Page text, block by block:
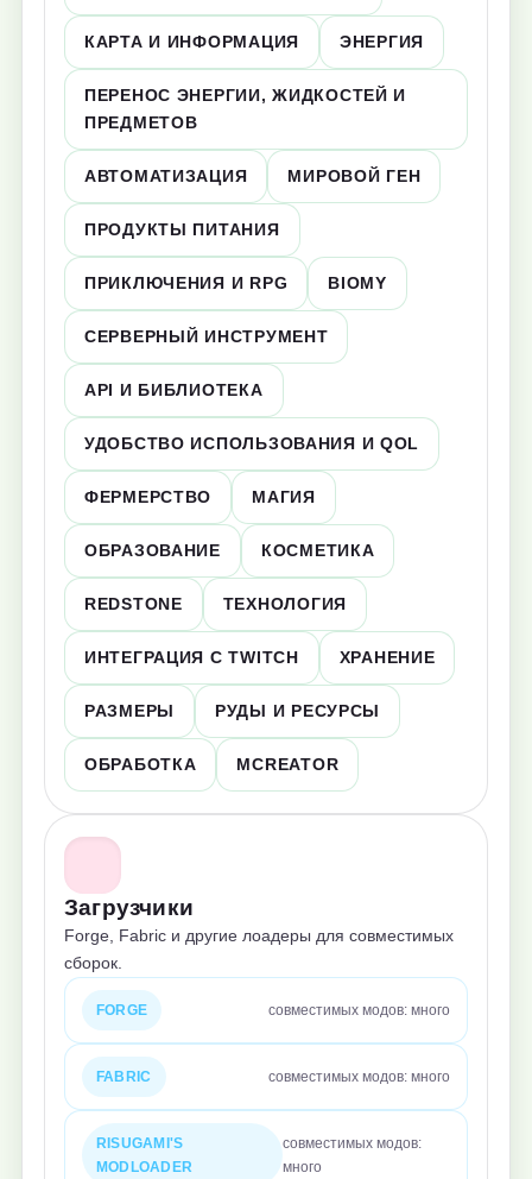
КАРТА И ИНФОРМАЦИЯ ЭНЕРГИЯ
ПЕРЕНОС ЭНЕРГИИ, ЖИДКОСТЕЙ И
ПРЕДМЕТОВ
АВТОМАТИЗАЦИЯ МИРОВОЙ ГЕН
ПРОДУКТЫ ПИТАНИЯ
ПРИКЛЮЧЕНИЯ И RPG BIOMY
СЕРВЕРНЫЙ ИНСТРУМЕНТ
API И БИБЛИОТЕКА
УДОБСТВО ИСПОЛЬЗОВАНИЯ И QOL
ФЕРМЕРСТВО МАГИЯ
ОБРАЗОВАНИЕ КОСМЕТИКА
REDSTONE ТЕХНОЛОГИЯ
ИНТЕГРАЦИЯ С TWITCH ХРАНЕНИЕ
РАЗМЕРЫ РУДЫ И РЕСУРСЫ
ОБРАБОТКА MCREATOR
Загрузчики
Forge, Fabric и другие лоадеры для совместимых
сборок.
FORGE совместимых модов: много
FABRIC совместимых модов: много
RISUGAMI'S
MODLOADER
совместимых модов:
много